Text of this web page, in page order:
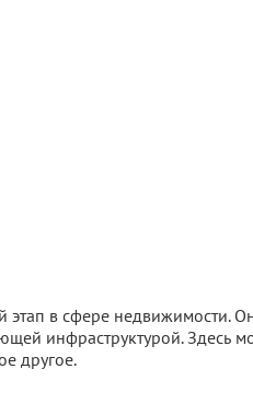
этап в сфере недвижимости.
инфраструктурой. Здесь
другое.